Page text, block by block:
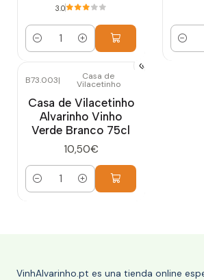
3.0
Cantidad
B73.003| Casa de
Vilacetinho
Casa de Vilacetinho
Alvarinho Vinho
Verde Branco 75cl
10,50€
Cantidad
VinhAlvarinho.pt es una tienda online